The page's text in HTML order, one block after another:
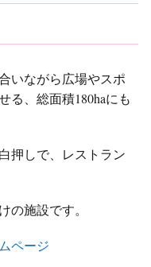
いながら広場やスポ
る、総面積180haにも
押しで、レストラン
の施設です。
ページ